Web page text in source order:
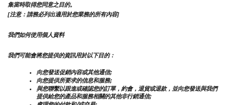
集當時取得您同意之目的。
[注意：請務必列出適用於您業務的所有內容]
我們如何使用個人資料
我們可能會將您提供的資訊用於以下目的：
向您發送促銷內容或其他通信;
向您提供所要求的信息和服務;
與您聯繫以跟進或確認您的訂單，約會，退貨或退款，並向您發送與我們
提供給您的產品和服務相關的其他非行銷通信;